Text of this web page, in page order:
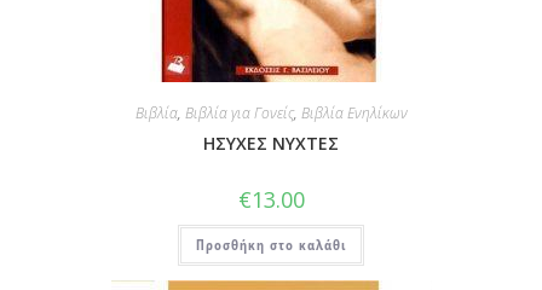
Βιβλία, Βιβλία για Γονείς, Βιβλία Ενηλίκων
ΗΣΥΧΕΣ ΝΥΧΤΕΣ
€13.00
Προσθήκη στο καλάθι